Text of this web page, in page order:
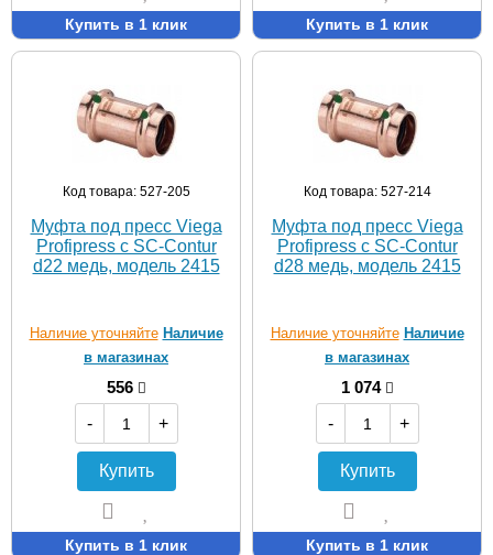
Купить в 1 клик Купить в 1 клик
Код товара: 527-205
Муфта под пресс Viega
Profipress c SC-Contur
d22 медь, модель 2415
Наличие уточняйте Наличие
в магазинах
556
-
+
Купить
Купить в 1 клик
Код товара: 527-214
Муфта под пресс Viega
Profipress c SC-Contur
d28 медь, модель 2415
Наличие уточняйте Наличие
в магазинах
1 074
-
+
Купить
Купить в 1 клик